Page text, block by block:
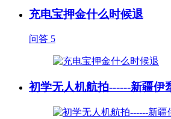
充电宝押金什么时候退
问答 5
初学无人机航拍------新疆伊